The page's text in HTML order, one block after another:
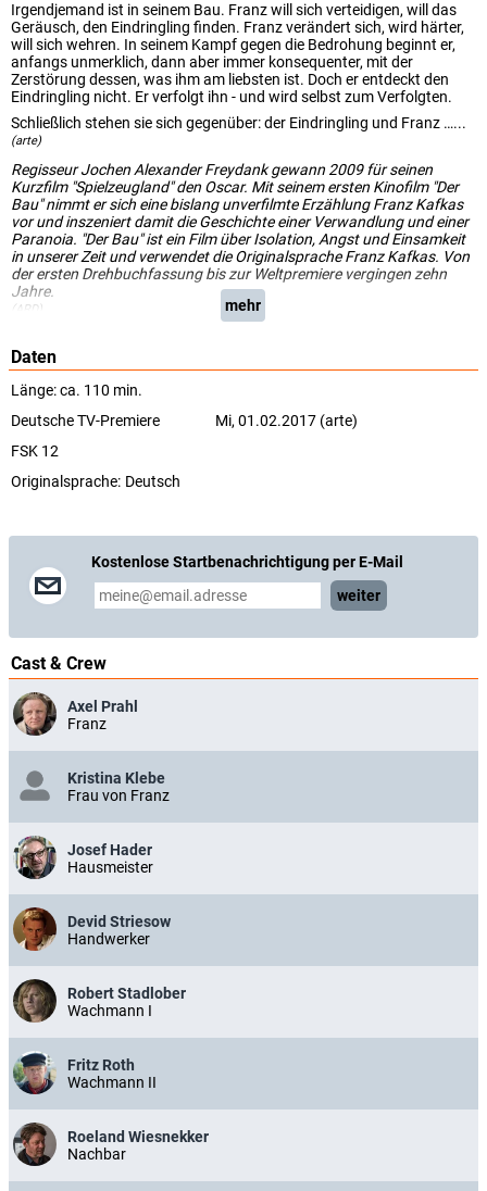
Irgendjemand ist in seinem Bau. Franz will sich verteidigen, will das
Geräusch, den Eindringling finden. Franz verändert sich, wird härter,
will sich wehren. In seinem Kampf gegen die Bedrohung beginnt er,
anfangs unmerklich, dann aber immer konsequenter, mit der
Zerstörung dessen, was ihm am liebsten ist. Doch er entdeckt den
Eindringling nicht. Er verfolgt ihn - und wird selbst zum Verfolgten.
Schließlich stehen sie sich gegenüber: der Eindringling und Franz …...
(arte)
Regisseur Jochen Alexander Freydank gewann 2009 für seinen
Kurzfilm "Spielzeugland" den Oscar. Mit seinem ersten Kinofilm "Der
Bau" nimmt er sich eine bislang unverfilmte Erzählung Franz Kafkas
vor und inszeniert damit die Geschichte einer Verwandlung und einer
Paranoia. "Der Bau" ist ein Film über Isolation, Angst und Einsamkeit
in unserer Zeit und verwendet die Originalsprache Franz Kafkas. Von
der ersten Drehbuchfassung bis zur Weltpremiere vergingen zehn
Jahre.
(ARD) mehr
Daten
Länge: ca. 110 min.
Deutsche TV-Premiere
Mi, 01.02.2017 (arte)
FSK 12
Originalsprache: Deutsch
Kostenlose Startbenachrichtigung per E-Mail
weiter
Cast & Crew
Axel Prahl
Franz
Kristina Klebe
Frau von Franz
Josef Hader
Hausmeister
Devid Striesow
Handwerker
Robert Stadlober
Wachmann I
Fritz Roth
Wachmann II
Roeland Wiesnekker
Nachbar